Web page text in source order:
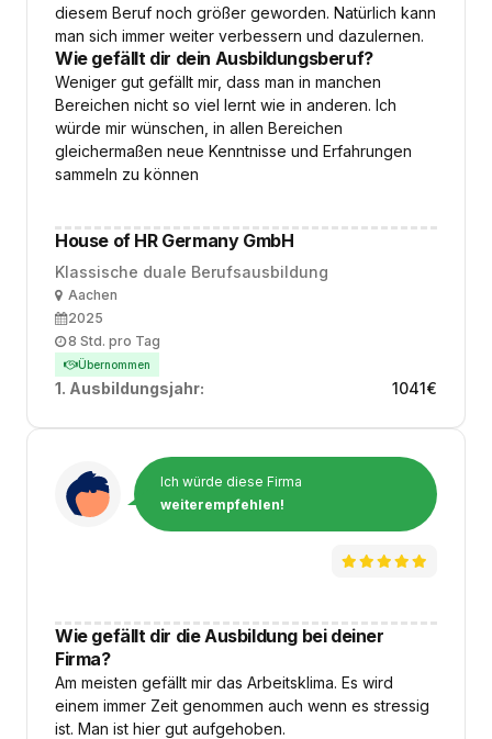
diesem Beruf noch größer geworden. Natürlich kann
man sich immer weiter verbessern und dazulernen.
Wie gefällt dir dein Ausbildungsberuf?
Weniger gut gefällt mir, dass man in manchen
Bereichen nicht so viel lernt wie in anderen. Ich
würde mir wünschen, in allen Bereichen
gleichermaßen neue Kenntnisse und Erfahrungen
sammeln zu können
House of HR Germany GmbH
Klassische duale Berufsausbildung
OrtAachen
Ausbildungsbeginn
2025
Arbeitszeit
8 Std. pro Tag
Übernommen
1. Ausbildungsjahr: 1041€
Ich würde diese Firma
weiterempfehlen!
Wie gefällt dir die Ausbildung bei deiner
Firma?
Am meisten gefällt mir das Arbeitsklima. Es wird
einem immer Zeit genommen auch wenn es stressig
ist. Man ist hier gut aufgehoben.